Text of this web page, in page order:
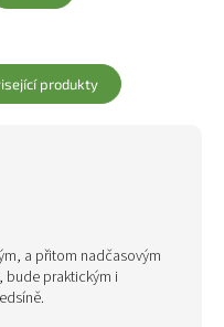
produkty
a přitom nadčasovým
bude praktickým i